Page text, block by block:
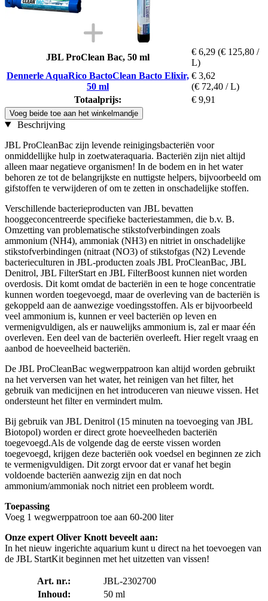
JBL ProClean Bac, 50 ml
€ 6,29 (€ 125,80 /
L)
Dennerle AquaRico BactoClean Bacto Elixir,
50 ml
€ 3,62
(€ 72,40 / L)
Totaalprijs:
€ 9,91
Voeg beide toe aan het winkelmandje
Beschrijving
JBL ProCleanBac zijn levende reinigingsbacteriën voor
onmiddellijke hulp in zoetwateraquaria. Bacteriën zijn niet altijd
alleen maar negatieve organismen! In de bodem en in het water
behoren ze tot de belangrijkste en nuttigste helpers, bijvoorbeeld om
gifstoffen te verwijderen of om te zetten in onschadelijke stoffen.
Verschillende bacterieproducten van JBL bevatten
hooggeconcentreerde specifieke bacteriestammen, die b.v. B.
Omzetting van problematische stikstofverbindingen zoals
ammonium (NH4), ammoniak (NH3) en nitriet in onschadelijke
stikstofverbindingen (nitraat (NO3) of stikstofgas (N2) Levende
bacterieculturen in JBL-producten zoals JBL ProCleanBac, JBL
Denitrol, JBL FilterStart en JBL FilterBoost kunnen niet worden
overdosis. Dit komt omdat de bacteriën in een te hoge concentratie
kunnen worden toegevoegd, maar de overleving van de bacteriën is
gekoppeld aan de aanwezige voedingsstoffen. Als er bijvoorbeeld
veel ammonium is, kunnen er veel bacteriën op leven en
vermenigvuldigen, als er nauwelijks ammonium is, zal er maar één
overleven. Een deel van de bacteriën overleeft. Hier regelt vraag en
aanbod de hoeveelheid bacteriën.
De JBL ProCleanBac wegwerppatroon kan altijd worden gebruikt
na het verversen van het water, het reinigen van het filter, het
gebruik van medicijnen en het introduceren van nieuwe vissen. Het
ondersteunt het filter en vermindert mulm.
Bij gebruik van JBL Denitrol (15 minuten na toevoeging van JBL
Biotopol) worden er direct grote hoeveelheden bacteriën
toegevoegd.Als de volgende dag de eerste vissen worden
toegevoegd, krijgen deze bacteriën ook voedsel en beginnen ze zich
te vermenigvuldigen. Dit zorgt ervoor dat er vanaf het begin
voldoende bacteriën aanwezig zijn en dat noch
ammonium/ammoniak noch nitriet een probleem wordt.
Toepassing
Voeg 1 wegwerppatroon toe aan 60-200 liter
Onze expert Oliver Knott beveelt aan:
In het nieuw ingerichte aquarium kunt u direct na het toevoegen van
de JBL StartKit beginnen met het uitzetten van vissen!
Art. nr.:
JBL-2302700
Inhoud:
50 ml